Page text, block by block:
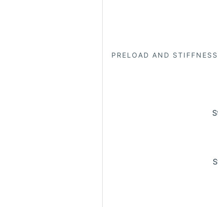
PRELOAD AND